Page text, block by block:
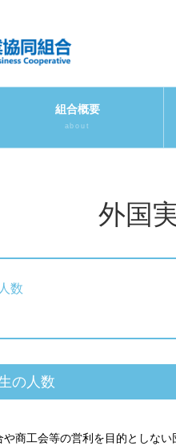
組合概要
about
外国
数
の人数
商工会等の営利を目的としない